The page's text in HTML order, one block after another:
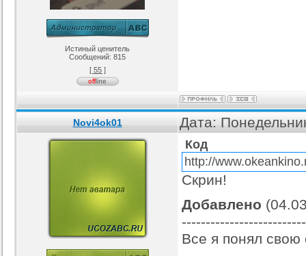
Истиный ценитель
Сообщений: 815
[ 55 ]
Novi4ok01 Дата:
Код
http://
Скрин!
Добавлено
Все я понял